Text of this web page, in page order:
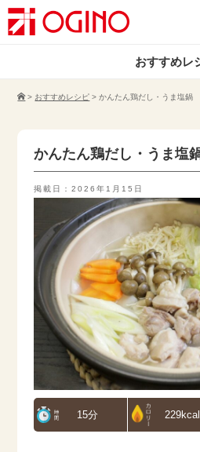
おすすめレ
> おすすめレシピ >かんたん鶏だし・うま塩鍋
かんたん鶏だし・うま塩
掲載日：2026年1月15日
15分 229kcal